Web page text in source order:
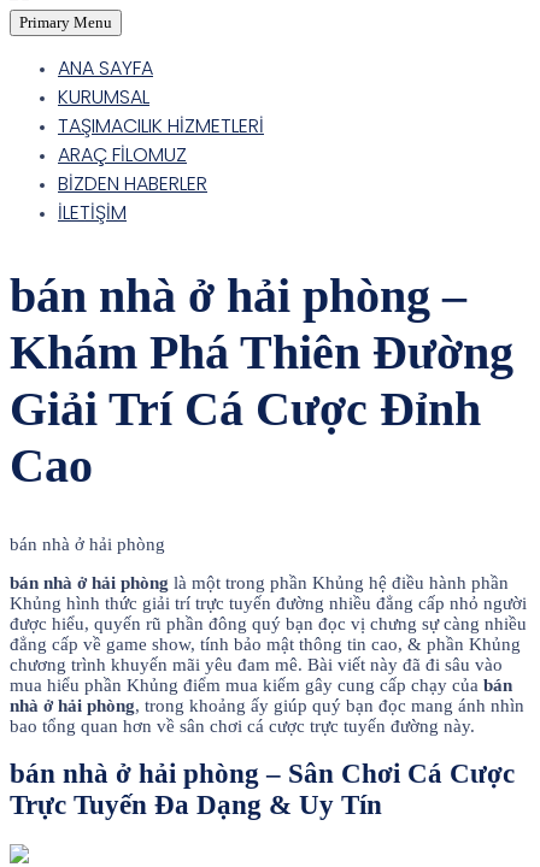
Primary Menu
ANA SAYFA
KURUMSAL
TAŞIMACILIK HİZMETLERİ
ARAÇ FİLOMUZ
BİZDEN HABERLER
İLETİŞİM
bán nhà ở hải phòng –
Khám Phá Thiên Đường
Giải Trí Cá Cược Đỉnh
Cao
bán nhà ở hải phòng
bán nhà ở hải phòng là một trong phần Khủng hệ điều hành phần
Khủng hình thức giải trí trực tuyến đường nhiều đẳng cấp nhỏ người
được hiểu, quyến rũ phần đông quý bạn đọc vị chưng sự càng nhiều
đẳng cấp về game show, tính bảo mật thông tin cao, & phần Khủng
chương trình khuyến mãi yêu đam mê. Bài viết này đã đi sâu vào
mua hiểu phần Khủng điểm mua kiếm gây cung cấp chạy của bán
nhà ở hải phòng, trong khoảng ấy giúp quý bạn đọc mang ánh nhìn
bao tổng quan hơn về sân chơi cá cược trực tuyến đường này.
bán nhà ở hải phòng – Sân Chơi Cá Cược
Trực Tuyến Đa Dạng & Uy Tín